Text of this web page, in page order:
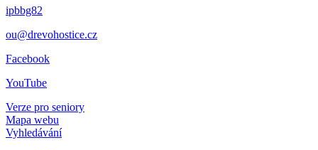
ipbbg82
ou@drevohostice.cz
Facebook
YouTube
Verze pro seniory
Mapa webu
Vyhledávání